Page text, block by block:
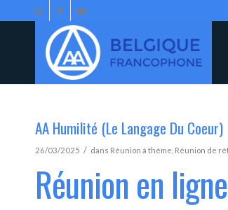
AA Humilité (Le Langage Du Coeur)
26/03/2025 / dans Réunion à thème Réunion de
Réunion en